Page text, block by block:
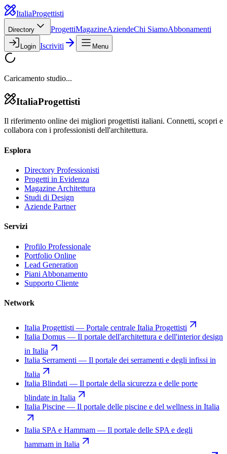
ItaliaProgettisti
Directory ProgettiMagazineAziendeChi SiamoAbbonamenti
Login Iscriviti Menu
Caricamento studio...
ItaliaProgettisti
Il riferimento online dei migliori progettisti italiani. Connetti, scopri e
collabora con i professionisti dell'architettura.
Esplora
Directory Professionisti
Progetti in Evidenza
Magazine Architettura
Studi di Design
Aziende Partner
Servizi
Profilo Professionale
Portfolio Online
Lead Generation
Piani Abbonamento
Supporto Cliente
Network
Italia Progettisti — Portale centrale Italia Progettisti
Italia Domus — Il portale dell'architettura e dell'interior design
in Italia
Italia Serramenti — Il portale dei serramenti e degli infissi in
Italia
Italia Blindati — Il portale della sicurezza e delle porte
blindate in Italia
Italia Piscine — Il portale delle piscine e del wellness in Italia
Italia SPA e Hammam — Il portale delle SPA e degli
hammam in Italia